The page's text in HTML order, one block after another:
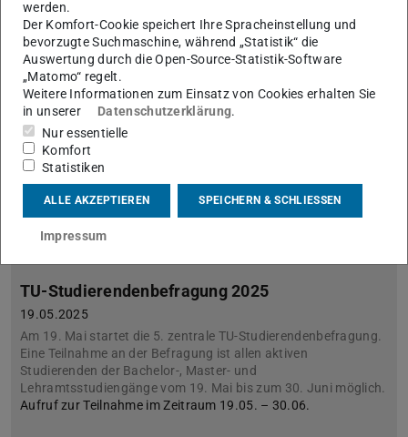
TU-Studierendenbefragung 2025
19.05.2025
Am 19. Mai startet die 5. zentrale TU-Studierendenbefragung.
Eine Teilnahme an der Befragung ist allen aktiven
Studierenden der Bachelor-, Master- und
Lehramtsstudiengänge vom 19. Mai bis zum 30. Juni möglich.
Aufruf zur Teilnahme im Zeitraum 19.05. – 30.06.
werden.
Der Komfort-Cookie speichert Ihre Spracheinstellung und
bevorzugte Suchmaschine, während „Statistik“ die
Auswertung durch die Open-Source-Statistik-Software
„Matomo“ regelt.
Weitere Informationen zum Einsatz von Cookies erhalten Sie
in unserer
Datenschutzerklärung.
Nur essentielle
Komfort
Statistiken
ALLE AKZEPTIEREN SPEICHERN & SCHLIESSEN
Impressum